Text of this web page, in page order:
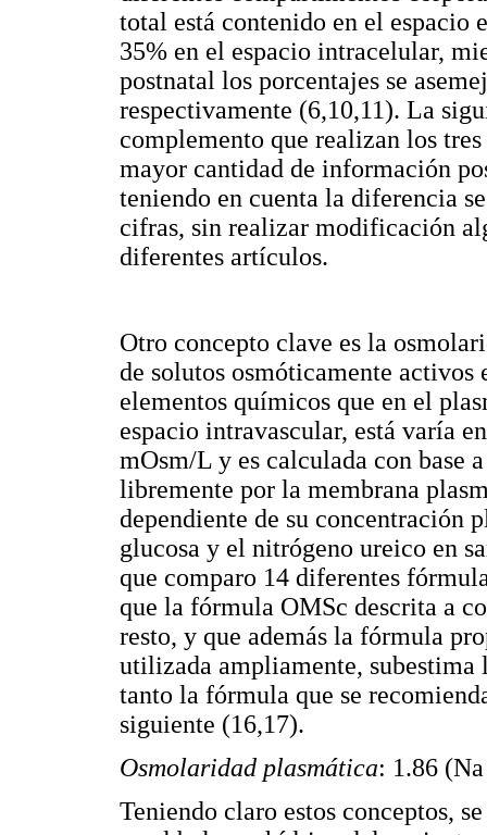
total está contenido en el
35% en el espacio intracelular,
postnatal los porcentajes se
respectivamente (6,10,11). La
complemento que realizan los
mayor cantidad de información
teniendo en cuenta la diferencia
cifras, sin realizar modificación
diferentes artículos.
Otro concepto clave es la
de solutos osmóticamente
elementos químicos que en el
espacio intravascular, está varía
mOsm/L y es calculada con base
libremente por la membrana
dependiente de su concentración
glucosa y el nitrógeno ureico en
que comparo 14 diferentes
que la fórmula OMSc descrita a
resto, y que además la fórmula
utilizada ampliamente, subestima
tanto la fórmula que se
siguiente (16,17).
Osmolaridad plasmática: 1.86
Teniendo claro estos conceptos,